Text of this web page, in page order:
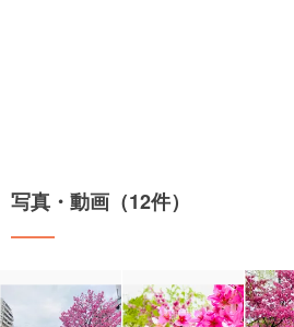
写真・動画（12件）